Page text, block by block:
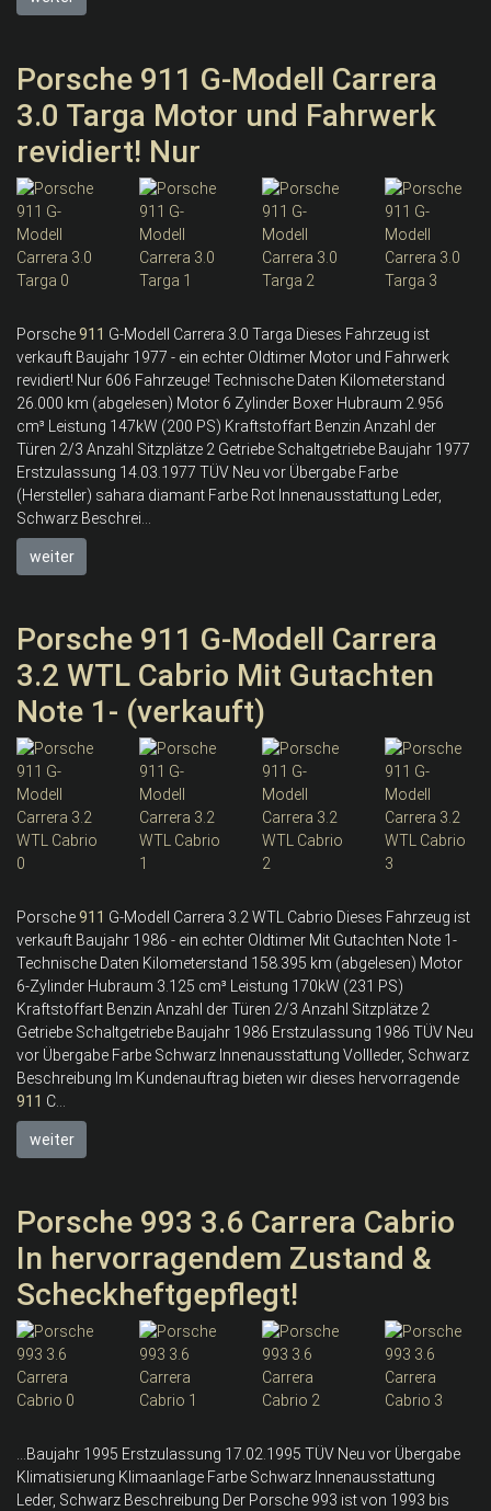
Porsche 911 G-Modell Carrera
3.0 Targa Motor und Fahrwerk
revidiert! Nur
Porsche911 G-Modell Carrera 3.0 Targa Dieses Fahrzeug ist
verkauft Baujahr 1977 - ein echter Oldtimer Motor und Fahrwerk
revidiert! Nur 606 Fahrzeuge! Technische Daten Kilometerstand
26.000 km (abgelesen) Motor 6 Zylinder Boxer Hubraum 2.956
cm³ Leistung 147kW (200 PS) Kraftstoffart Benzin Anzahl der
Türen 2/3 Anzahl Sitzplätze 2 Getriebe Schaltgetriebe Baujahr 1977
Erstzulassung 14.03.1977 TÜV Neu vor Übergabe Farbe
(Hersteller) sahara diamant Farbe Rot Innenausstattung Leder,
Schwarz Beschrei...
weiter
Porsche 911 G-Modell Carrera
3.2 WTL Cabrio Mit Gutachten
Note 1- (verkauft)
Porsche911 G-Modell Carrera 3.2 WTL Cabrio Dieses Fahrzeug ist
verkauft Baujahr 1986 - ein echter Oldtimer Mit Gutachten Note 1-
Technische Daten Kilometerstand 158.395 km (abgelesen) Motor
6-Zylinder Hubraum 3.125 cm³ Leistung 170kW (231 PS)
Kraftstoffart Benzin Anzahl der Türen 2/3 Anzahl Sitzplätze 2
Getriebe Schaltgetriebe Baujahr 1986 Erstzulassung 1986 TÜV Neu
vor Übergabe Farbe Schwarz Innenausstattung Vollleder, Schwarz
Beschreibung Im Kundenauftrag bieten wir dieses hervorragende
911 C...
weiter
Porsche 993 3.6 Carrera Cabrio
In hervorragendem Zustand &
Scheckheftgepflegt!
...Baujahr 1995 Erstzulassung 17.02.1995 TÜV Neu vor Übergabe
Klimatisierung Klimaanlage Farbe Schwarz Innenausstattung
Leder, Schwarz Beschreibung Der Porsche 993 ist von 1993 bis